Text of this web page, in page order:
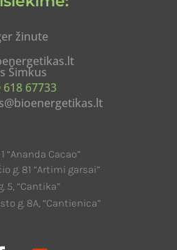
žinute
Šimkus
618 67733
“Ananda Cacao”
g. 81 “Artimi garsai”
5, “Cantika”
g. 8A, “Cantienica”